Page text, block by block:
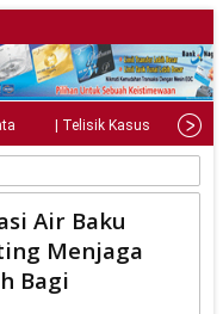
| Telisik Kasus |
Air Baku
Menjaga
Bagi